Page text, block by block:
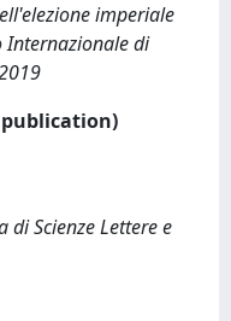
imperiale
Internazionale di
publication)
di Scienze Lettere e